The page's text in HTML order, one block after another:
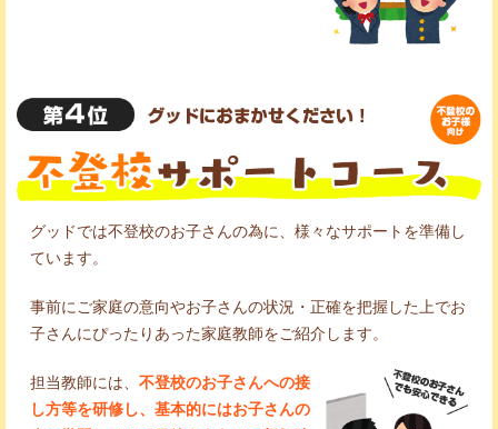
グッドでは不登校のお子さんの為に、様々なサポートを準備し
ています。
事前にご家庭の意向やお子さんの状況・正確を把握した上でお
子さんにぴったりあった家庭教師をご紹介します。
担当教師には、 不登校のお子さんへの接
し方等を研修し、基本的にはお子さんの